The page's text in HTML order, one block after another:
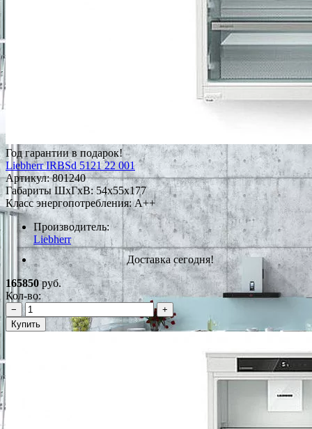
Год гарантии в подарок!
Liebherr IRBSd 5121 22 001
Артикул:801240
Габариты ШxГxВ: 54x55x177
Класс энергопотребления: A++
Производитель:
Liebherr
Доставка сегодня!
165850руб.
Кол-во:
−
+
Купить